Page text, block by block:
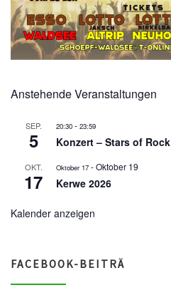
Anstehende Veranstaltungen
SEP.
5
20:30 - 23:59
Konzert – Stars of Rock
OKT.
17
Oktober 17 -Oktober 19
Kerwe 2026
Kalender anzeigen
FACEBOOK-BEITRÄ